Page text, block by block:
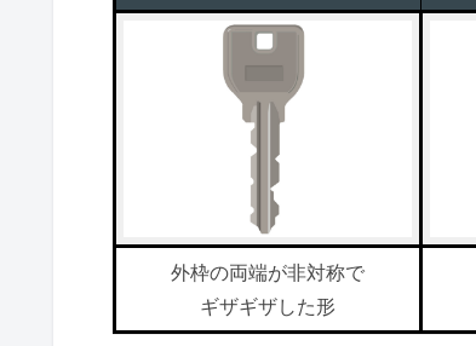
外枠の両端が非対称で
ギザギザした形